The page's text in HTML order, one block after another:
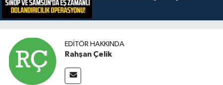
EDITÖR HAKKINDA
Rahşan Çelik